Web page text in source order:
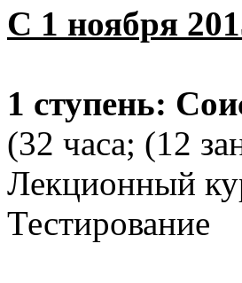
С 1 ноября
1 ступень:
(32 часа; (12
Лекционный
Тестирование